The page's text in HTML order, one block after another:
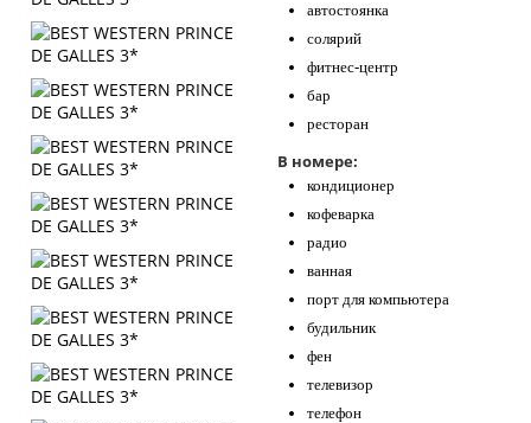
автостоянка
солярий
фитнес-центр
бар
ресторан
В номере:
кондиционер
кофеварка
радио
ванная
порт для компьютера
будильник
фен
телевизор
телефон